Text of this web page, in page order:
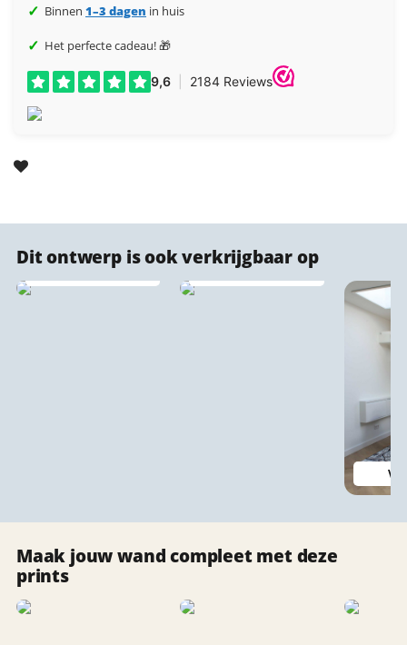
✓ Binnen 1–3 dagen in huis
✓ Het perfecte cadeau! 🎁
Dit ontwerp is ook verkrijgbaar op
Maak jouw wand compleet met deze
prints